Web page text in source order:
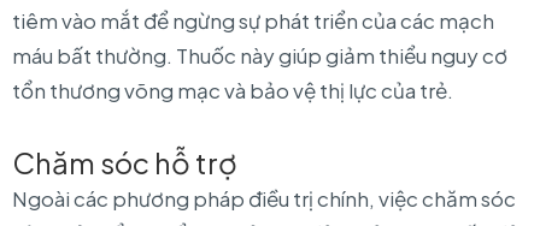
tiêm vào mắt để ngừng sự phát triển của các mạch
máu bất thường. Thuốc này giúp giảm thiểu nguy cơ
tổn thương võng mạc và bảo vệ thị lực của trẻ.
Chăm sóc hỗ trợ
Ngoài các phương pháp điều trị chính, việc chăm sóc